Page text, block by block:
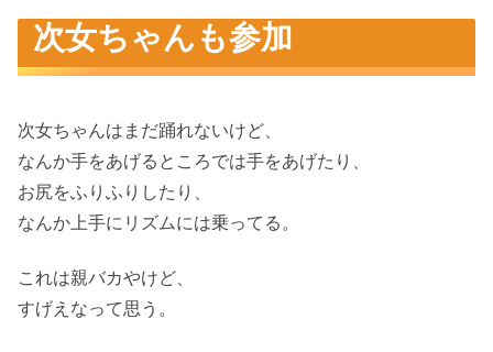
次女ちゃんも参加
次女ちゃんはまだ踊れないけど、
なんか手をあげるところでは手をあげたり、
お尻をふりふりしたり、
なんか上手にリズムには乗ってる。
これは親バカやけど、
すげえなって思う。